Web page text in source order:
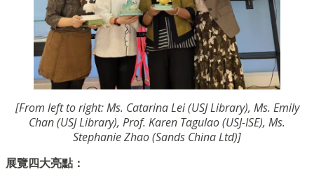
[From left to right: Ms. Catarina Lei (USJ Library), Ms. Emily
Chan (USJ Library), Prof. Karen Tagulao (USJ-ISE), Ms.
Stephanie Zhao (Sands China Ltd)]
展覽四大亮點：